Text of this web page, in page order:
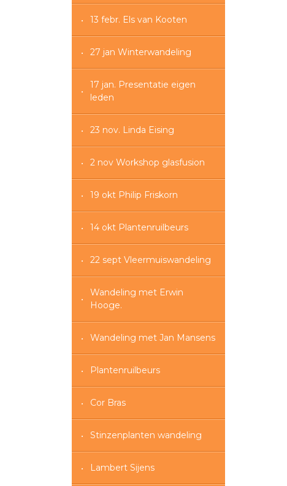
13 febr. Els van Kooten
27 jan Winterwandeling
17 jan. Presentatie eigen
leden
23 nov. Linda Eising
2 nov Workshop glasfusion
19 okt Philip Friskorn
14 okt Plantenruilbeurs
22 sept Vleermuiswandeling
Wandeling met Erwin
Hooge.
Wandeling met Jan Mansens
Plantenruilbeurs
Cor Bras
Stinzenplanten wandeling
Lambert Sijens